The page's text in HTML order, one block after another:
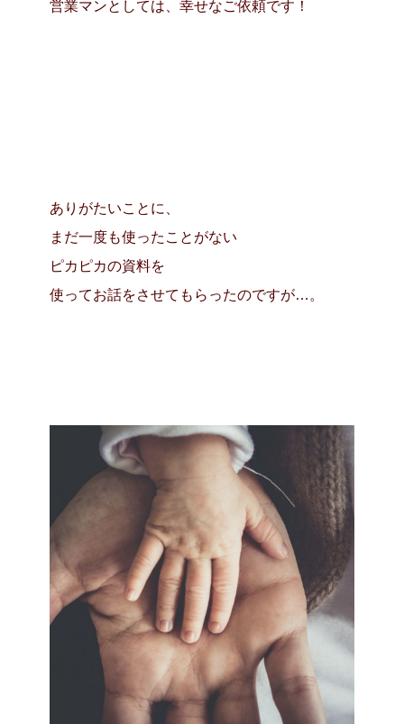
営業マンとしては、幸せなご依頼です！
ありがたいことに、
まだ一度も使ったことがない
ピカピカの資料を
使ってお話をさせてもらったのですが…。